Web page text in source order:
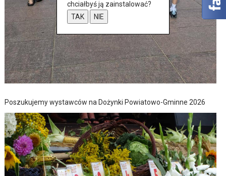
Poszukujemy wystawców na Dożynki Powiatowo-Gminne 2026
chciałbyś ją zainstalować?
TAK
NIE